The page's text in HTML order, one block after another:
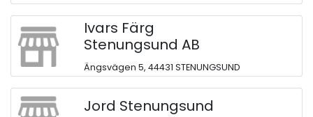
Ivars Färg
Stenungsund AB
Ängsvägen 5, 44431 STENUNGSUND
Jord Stenungsund